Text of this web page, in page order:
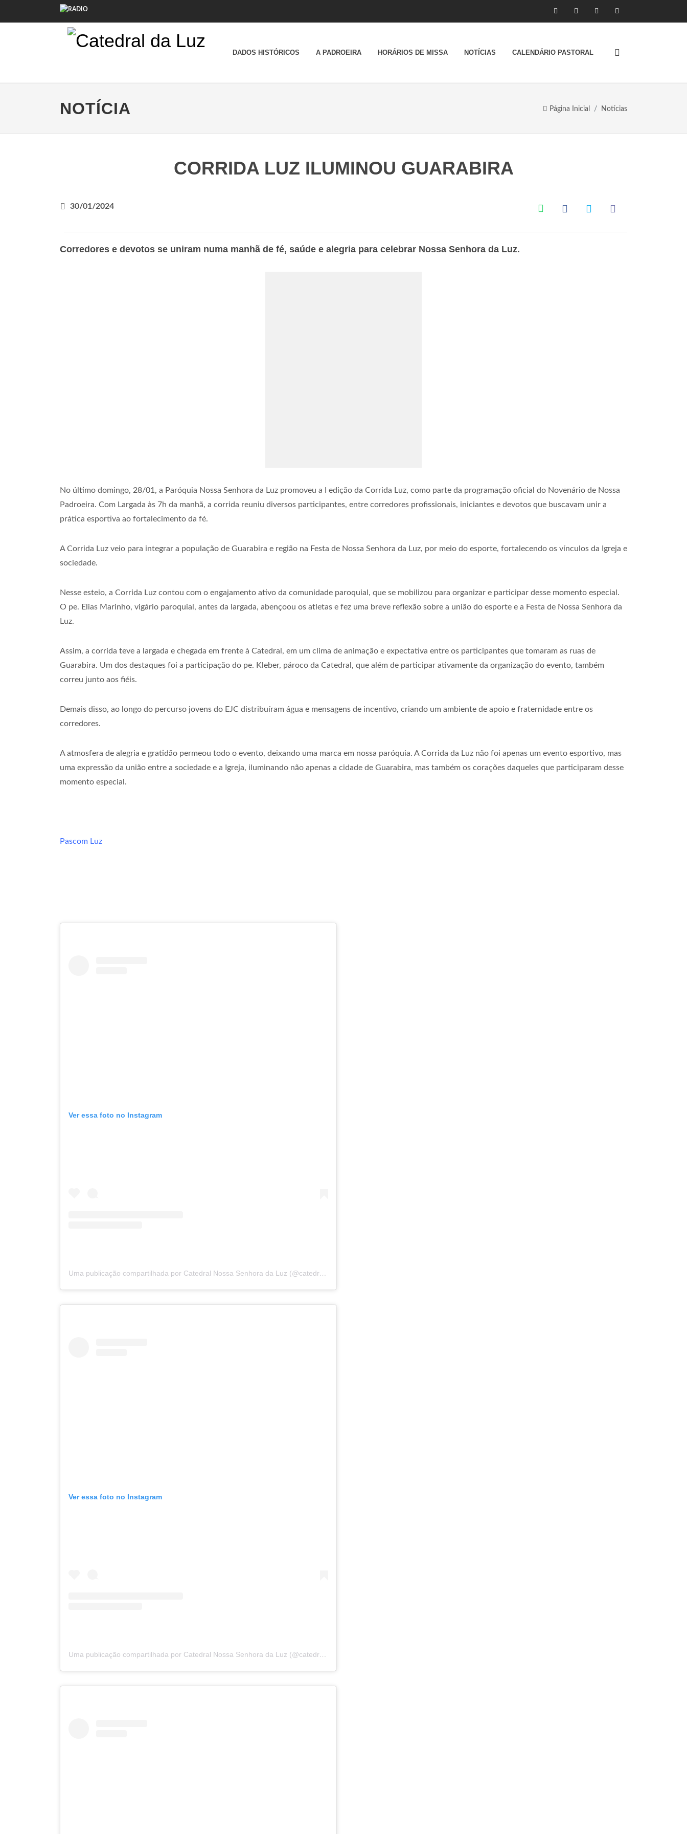
DADOS HISTÓRICOS A PADROEIRA HORÁRIOS DE MISSA NOTÍCIAS CALENDÁRIO PASTORAL
NOTÍCIA Página Inicial Notícias
CORRIDA LUZ ILUMINOU GUARABIRA
30/01/2024
Corredores e devotos se uniram numa manhã de fé, saúde e alegria para celebrar Nossa Senhora da Luz.
No último domingo, 28/01, a Paróquia Nossa Senhora da Luz promoveu a I edição da Corrida Luz, como parte da programação oficial do Novenário de Nossa
Padroeira. Com Largada às 7h da manhã, a corrida reuniu diversos participantes, entre corredores profissionais, iniciantes e devotos que buscavam unir a
prática esportiva ao fortalecimento da fé.
A Corrida Luz veio para integrar a população de Guarabira e região na Festa de Nossa Senhora da Luz, por meio do esporte, fortalecendo os vínculos da Igreja e
sociedade.
Nesse esteio, a Corrida Luz contou com o engajamento ativo da comunidade paroquial, que se mobilizou para organizar e participar desse momento especial.
O pe. Elias Marinho, vigário paroquial, antes da largada, abençoou os atletas e fez uma breve reflexão sobre a união do esporte e a Festa de Nossa Senhora da
Luz.
Assim, a corrida teve a largada e chegada em frente à Catedral, em um clima de animação e expectativa entre os participantes que tomaram as ruas de
Guarabira. Um dos destaques foi a participação do pe. Kleber, pároco da Catedral, que além de participar ativamente da organização do evento, também
correu junto aos fiéis.
Demais disso, ao longo do percurso jovens do EJC distribuíram água e mensagens de incentivo, criando um ambiente de apoio e fraternidade entre os
corredores.
A atmosfera de alegria e gratidão permeou todo o evento, deixando uma marca em nossa paróquia. A Corrida da Luz não foi apenas um evento esportivo, mas
uma expressão da união entre a sociedade e a Igreja, iluminando não apenas a cidade de Guarabira, mas também os corações daqueles que participaram desse
momento especial.
Pascom Luz
Ver essa foto no Instagram
Uma publicação compartilhada por Catedral Nossa Senhora da Luz (@catedraldaluz_)
Ver essa foto no Instagram
Uma publicação compartilhada por Catedral Nossa Senhora da Luz (@catedraldaluz_)